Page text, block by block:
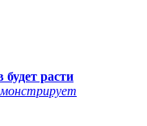
расти